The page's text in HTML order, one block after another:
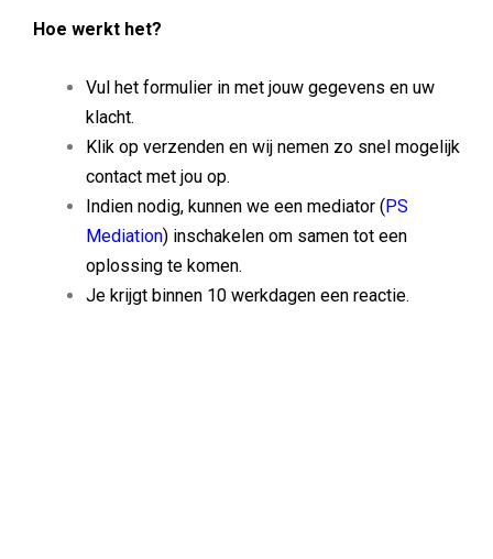
Hoe werkt het?
Vul het formulier in met jouw gegevens en uw
klacht.
Klik op verzenden en wij nemen zo snel mogelijk
contact met jou op.
Indien nodig, kunnen we een mediator (PS
Mediation) inschakelen om samen tot een
oplossing te komen.
Je krijgt binnen 10 werkdagen een reactie.